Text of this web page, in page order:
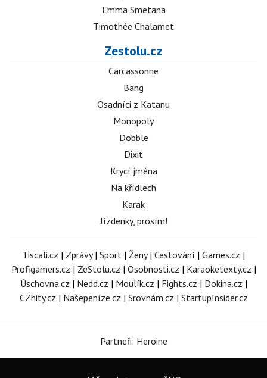
Emma Smetana
Timothée Chalamet
Zestolu.cz
Carcassonne
Bang
Osadníci z Katanu
Monopoly
Dobble
Dixit
Krycí jména
Na křídlech
Karak
Jízdenky, prosím!
Tiscali.cz | Zprávy| Sport | Ženy| Cestování | Games.cz |
Profigamers.cz | ZeStolu.cz | Osobnosti.cz | Karaoketexty.cz |
Úschovna.cz | Nedd.cz | Moulík.cz | Fights.cz | Dokina.cz |
CZhity.cz | Našepeníze.cz | Srovnám.cz | StartupInsider.cz
Partneři: Heroine